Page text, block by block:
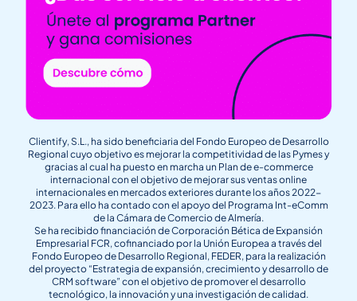
Clientify, S.L., ha sido beneficiaria del Fondo Europeo de Desarrollo
Regional cuyo objetivo es mejorar la competitividad de las Pymes y
gracias al cual ha puesto en marcha un Plan de e-commerce
internacional con el objetivo de mejorar sus ventas online
internacionales en mercados exteriores durante los años 2022-
2023. Para ello ha contado con el apoyo del Programa Int-eComm
de la Cámara de Comercio de Almería.
Se ha recibido financiación de Corporación Bética de Expansión
Empresarial FCR, cofinanciado por la Unión Europea a través del
Fondo Europeo de Desarrollo Regional, FEDER, para la realización
del proyecto “Estrategia de expansión, crecimiento y desarrollo de
CRM software” con el objetivo de promover el desarrollo
tecnológico, la innovación y una investigación de calidad.